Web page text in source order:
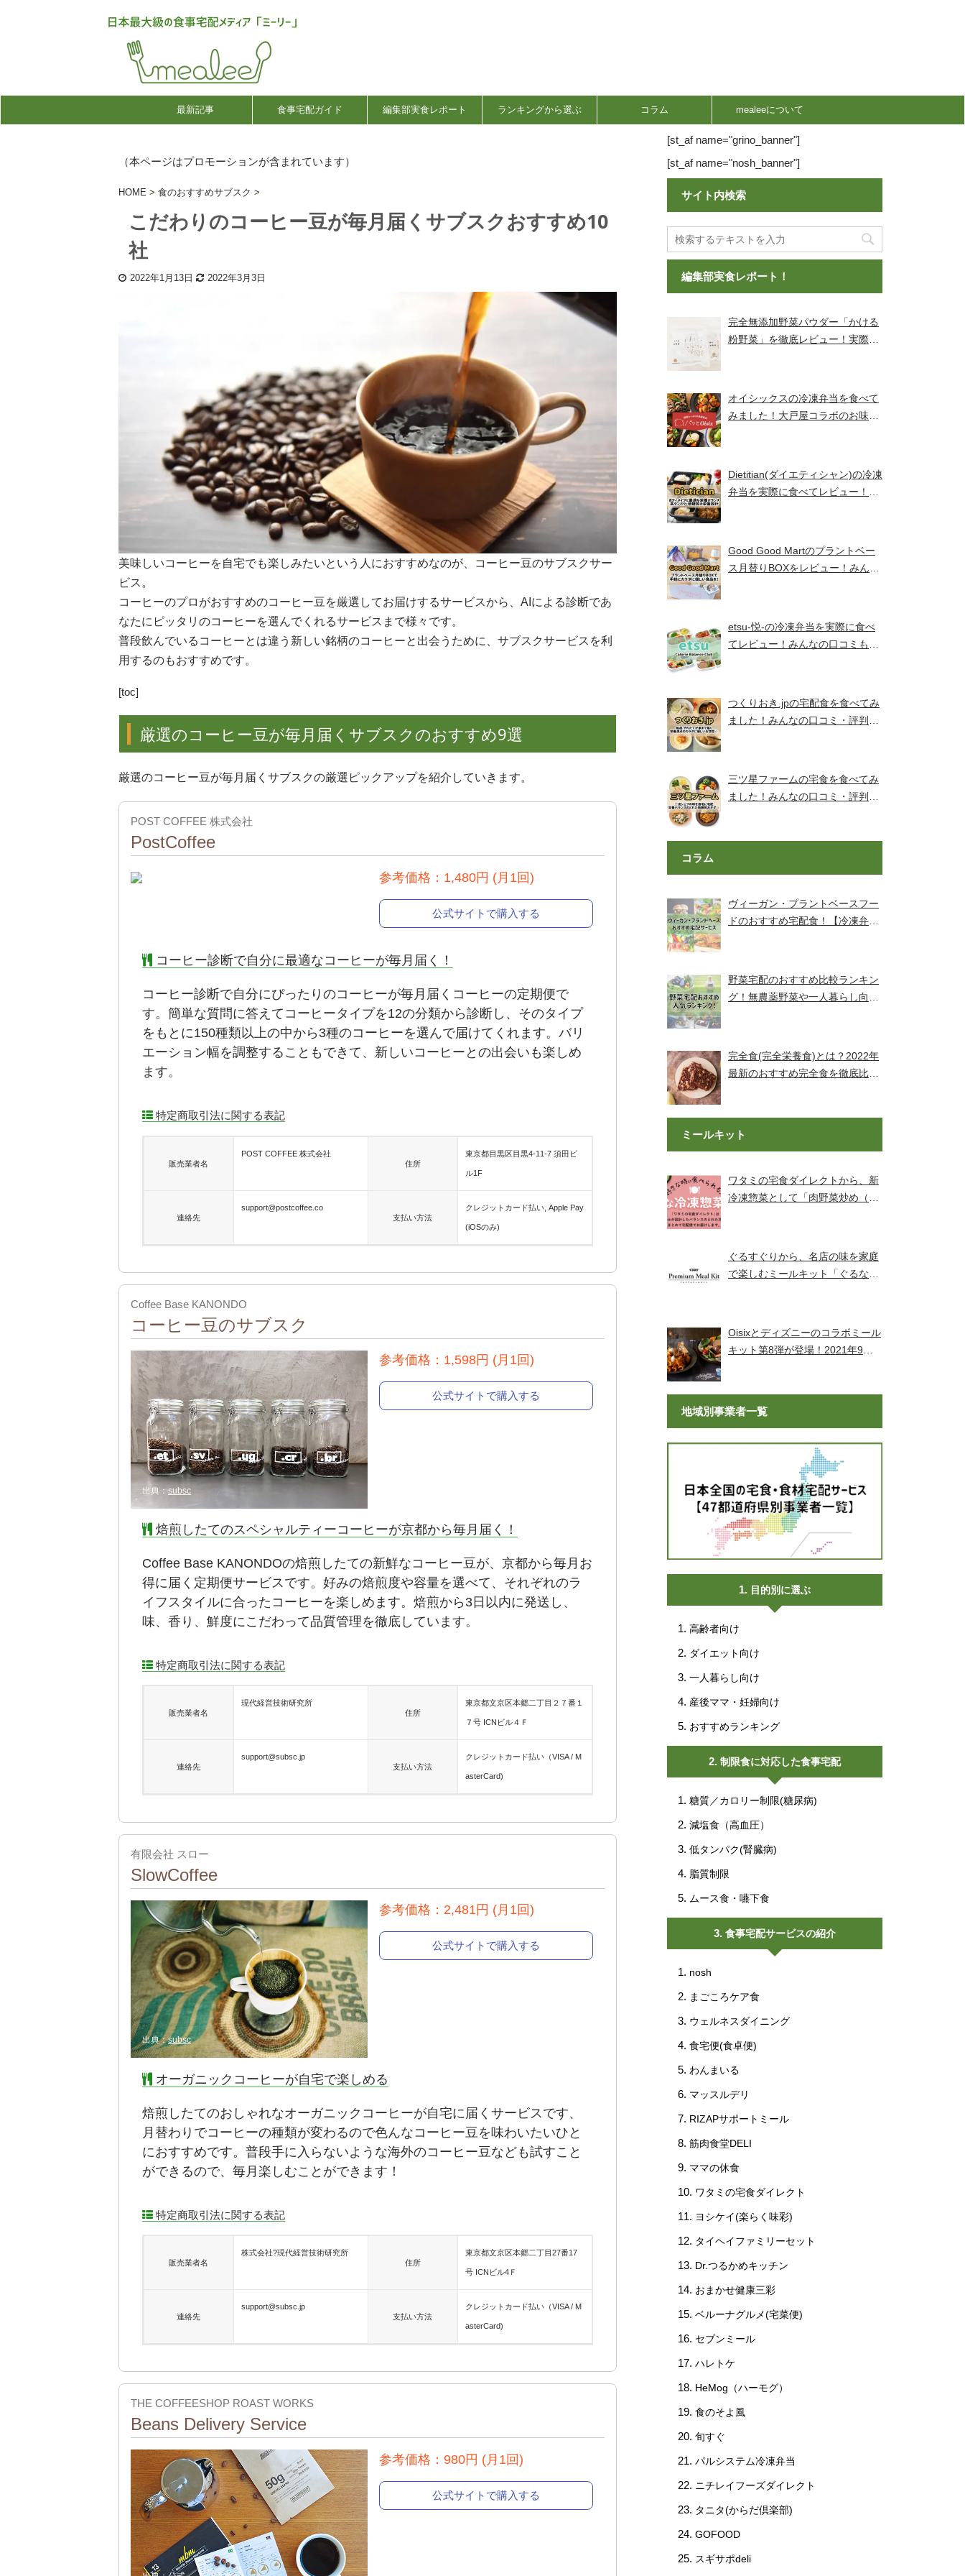
最新記事 食事宅配ガイド 編集部実食レポート ランキングから選ぶ コラム mealeeについて
（本ページはプロモーションが含まれています）
HOME > 食のおすすめサブスク >
こだわりのコーヒー豆が毎月届くサブスクおすすめ10
社
2022年1月13日 2022年3月3日
美味しいコーヒーを自宅でも楽しみたいという人におすすめなのが、コーヒー豆のサブスクサー
ビス。
コーヒーのプロがおすすめのコーヒー豆を厳選してお届けするサービスから、AIによる診断であ
なたにピッタリのコーヒーを選んでくれるサービスまで様々です。
普段飲んでいるコーヒーとは違う新しい銘柄のコーヒーと出会うために、サブスクサービスを利
用するのもおすすめです。
[toc]
厳選のコーヒー豆が毎月届くサブスクのおすすめ9選
厳選のコーヒー豆が毎月届くサブスクの厳選ピックアップを紹介していきます。
POST COFFEE 株式会社
PostCoffee
参考価格：1,480円 (月1回)
公式サイトで購入する
コーヒー診断で自分に最適なコーヒーが毎月届く！
コーヒー診断で自分にぴったりのコーヒーが毎月届くコーヒーの定期便で
す。簡単な質問に答えてコーヒータイプを12の分類から診断し、そのタイプ
をもとに150種類以上の中から3種のコーヒーを選んで届けてくれます。バリ
エーション幅を調整することもできて、新しいコーヒーとの出会いも楽しめ
ます。
特定商取引法に関する表記
販売業者名
POST COFFEE 株式会社
住所
東京都目黒区目黒4-11-7 須田ビ
ル1F
連絡先
support@postcoffee.co
支払い方法
クレジットカード払い, Apple Pay
(iOSのみ)
Coffee Base KANONDO
コーヒー豆のサブスク
出典： subsc
参考価格：1,598円 (月1回)
公式サイトで購入する
焙煎したてのスペシャルティーコーヒーが京都から毎月届く！
Coffee Base KANONDOの焙煎したての新鮮なコーヒー豆が、京都から毎月お
得に届く定期便サービスです。好みの焙煎度や容量を選べて、それぞれのラ
イフスタイルに合ったコーヒーを楽しめます。焙煎から3日以内に発送し、
味、香り、鮮度にこだわって品質管理を徹底しています。
特定商取引法に関する表記
販売業者名
現代経営技術研究所
住所
東京都文京区本郷二丁目２７番１
７号 ICNビル４Ｆ
連絡先
support@subsc.jp
支払い方法
クレジットカード払い（VISA / M
asterCard)
有限会社 スロー
SlowCoffee
出典：subsc
参考価格：2,481円 (月1回)
公式サイトで購入する
オーガニックコーヒーが自宅で楽しめる
焙煎したてのおしゃれなオーガニックコーヒーが自宅に届くサービスです、
月替わりでコーヒーの種類が変わるので色んなコーヒー豆を味わいたいひと
におすすめです。普段手に入らないような海外のコーヒー豆なども試すこと
ができるので、毎月楽しむことができます！
特定商取引法に関する表記
販売業者名
株式会社?現代経営技術研究所
住所
東京都文京区本郷二丁目27番17
号 ICNビル4Ｆ
連絡先
support@subsc.jp
支払い方法
クレジットカード払い（VISA / M
asterCard)
THE COFFEESHOP ROAST WORKS
Beans Delivery Service
参考価格：980円 (月1回)
公式サイトで購入する
[st_af name="grino_banner"]
[st_af name="nosh_banner"]
サイト内検索
編集部実食レポート！
完全無添加野菜パウダー「かける
粉野菜」を徹底レビュー！実際に
オイシックスの冷凍弁当を食べて
みました！大戸屋コラボのお味と
Dietitian(ダイエティシャン)の冷凍
弁当を実際に食べてレビュー！み
Good Good Martのプラントベー
ス月替りBOXをレビュー！みんな
etsu-悦-の冷凍弁当を実際に食べ
てレビュー！みんなの口コミもチ
つくりおき.jpの宅配食を食べてみ
ました！みんなの口コミ・評判も
三ツ星ファームの宅食を食べてみ
ました！みんなの口コミ・評判も
コラム
ヴィーガン・プラントベースフー
ドのおすすめ宅配食！【冷凍弁
野菜宅配のおすすめ比較ランキン
グ！無農薬野菜や一人暮らし向け
完全食(完全栄養食)とは？2022年
最新のおすすめ完全食を徹底比較
ミールキット
ワタミの宅食ダイレクトから、新
冷凍惣菜として「肉野菜炒め（銚
ぐるすぐりから、名店の味を家庭
で楽しむミールキット「ぐるなび
Oisixとディズニーのコラボミール
キット第8弾が登場！2021年9月9
地域別事業者一覧
目的別に選ぶ
高齢者向け
ダイエット向け
一人暮らし向け
産後ママ・妊婦向け
おすすめランキング
制限食に対応した食事宅配
糖質／カロリー制限(糖尿病)
減塩食（高血圧）
低タンパク(腎臓病)
脂質制限
ムース食・嚥下食
食事宅配サービスの紹介
nosh
まごころケア食
ウェルネスダイニング
食宅便(食卓便)
わんまいる
マッスルデリ
RIZAPサポートミール
筋肉食堂DELI
ママの休食
ワタミの宅食ダイレクト
ヨシケイ(楽らく味彩)
タイヘイファミリーセット
Dr.つるかめキッチン
おまかせ健康三彩
ベルーナグルメ(宅菜便)
セブンミール
ハレトケ
HeMog（ハーモグ）
食のそよ風
旬すぐ
パルシステム冷凍弁当
ニチレイフーズダイレクト
タニタ(からだ倶楽部)
GOFOOD
スギサポdeli